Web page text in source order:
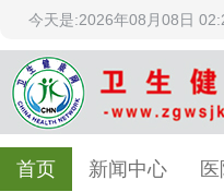
今天是:2026年08月08日
首页 新闻中心